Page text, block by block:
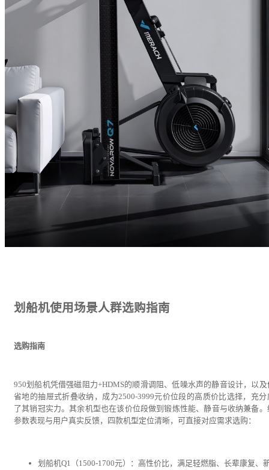
划船机使用场景人群选购指南
选购指南
950划船机凭借强磁阻力+HDMS的顺滑调阻、低噪水声的静音设计，以及
省地的抽屉式折叠收纳，成为2500-3999元价位段的高质价比选择，充分
了其销冠实力。其余机型也在该价位段做到锻炼性能、静音与收纳兼备。
参数表现与用户真实反馈，四款机型定位清晰，可直接对应需求选购：
划船机Q1（1500-1700元）：高性价比，满足轻燃脂、长辈康复、